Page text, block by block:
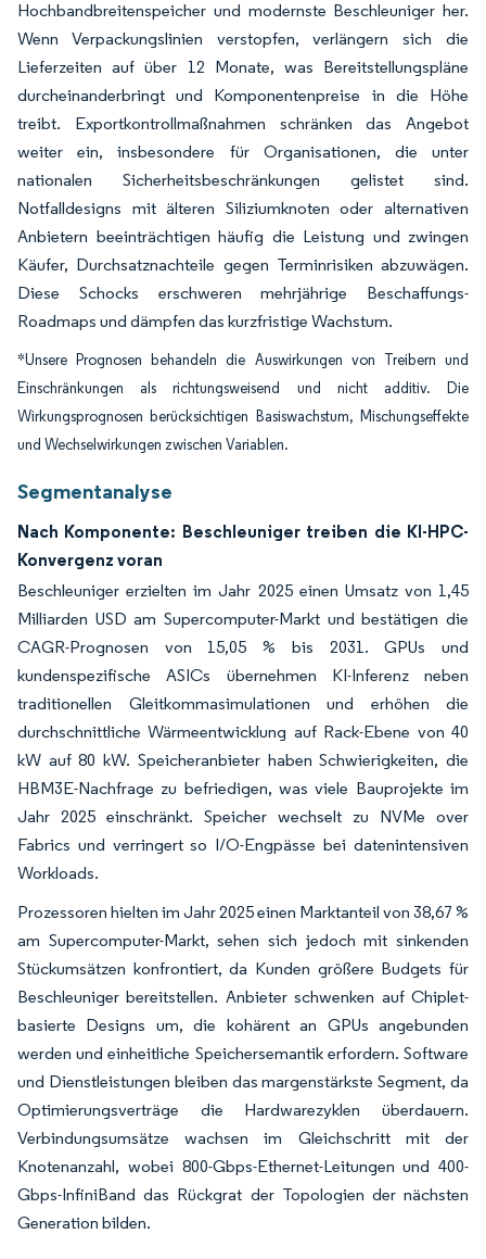
Hochbandbreitenspeicher und modernste Beschleuniger her.
Wenn Verpackungslinien verstopfen, verlängern sich die
Lieferzeiten auf über 12 Monate, was Bereitstellungspläne
durcheinanderbringt und Komponentenpreise in die Höhe
treibt. Exportkontrollmaßnahmen schränken das Angebot
weiter ein, insbesondere für Organisationen, die unter
nationalen Sicherheitsbeschränkungen gelistet sind.
Notfalldesigns mit älteren Siliziumknoten oder alternativen
Anbietern beeinträchtigen häufig die Leistung und zwingen
Käufer, Durchsatznachteile gegen Terminrisiken abzuwägen.
Diese Schocks erschweren mehrjährige Beschaffungs-
Roadmaps und dämpfen das kurzfristige Wachstum.
*Unsere Prognosen behandeln die Auswirkungen von Treibern und
Einschränkungen als richtungsweisend und nicht additiv. Die
Wirkungsprognosen berücksichtigen Basiswachstum, Mischungseffekte
und Wechselwirkungen zwischen Variablen.
Segmentanalyse
Nach Komponente: Beschleuniger treiben die KI-HPC-
Konvergenz voran
Beschleuniger erzielten im Jahr 2025 einen Umsatz von 1,45
Milliarden USD am Supercomputer-Markt und bestätigen die
CAGR-Prognosen von 15,05 % bis 2031. GPUs und
kundenspezifische ASICs übernehmen KI-Inferenz neben
traditionellen Gleitkommasimulationen und erhöhen die
durchschnittliche Wärmeentwicklung auf Rack-Ebene von 40
kW auf 80 kW. Speicheranbieter haben Schwierigkeiten, die
HBM3E-Nachfrage zu befriedigen, was viele Bauprojekte im
Jahr 2025 einschränkt. Speicher wechselt zu NVMe over
Fabrics und verringert so I/O-Engpässe bei datenintensiven
Workloads.
Prozessoren hielten im Jahr 2025 einen Marktanteil von 38,67 %
am Supercomputer-Markt, sehen sich jedoch mit sinkenden
Stückumsätzen konfrontiert, da Kunden größere Budgets für
Beschleuniger bereitstellen. Anbieter schwenken auf Chiplet-
basierte Designs um, die kohärent an GPUs angebunden
werden und einheitliche Speichersemantik erfordern. Software
und Dienstleistungen bleiben das margenstärkste Segment, da
Optimierungsverträge die Hardwarezyklen überdauern.
Verbindungsumsätze wachsen im Gleichschritt mit der
Knotenanzahl, wobei 800-Gbps-Ethernet-Leitungen und 400-
Gbps-InfiniBand das Rückgrat der Topologien der nächsten
Generation bilden.